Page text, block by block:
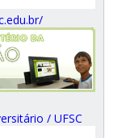
/ UFSC